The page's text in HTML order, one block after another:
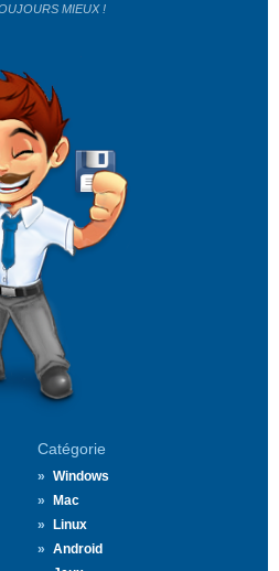
Catégorie
Windows
Mac
Linux
Android
MIEUX !